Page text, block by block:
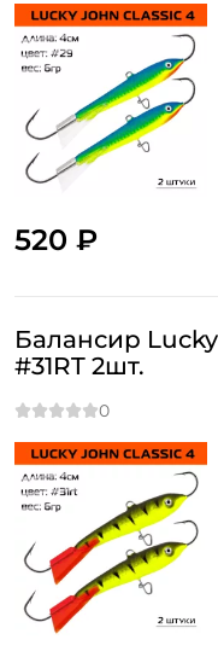
520 ₽
Балансир
#31RT 2шт.
Создать аккаунт
ФИО: *
Email: *
Номер телефона: *